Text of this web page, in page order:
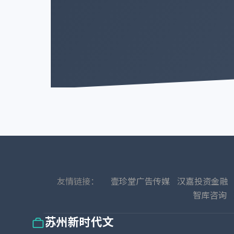
友情链接： 壹珍堂广告传媒 汉嘉投资金融
智库咨询
苏州新时代文